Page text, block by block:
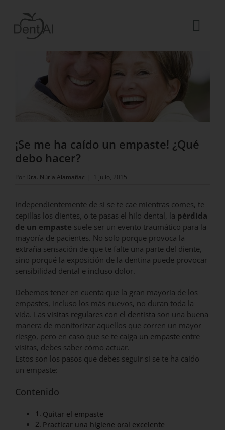
contenido
La Clínica
El equipo
Tratamientos
Urgencias dentales
Blog
¡Se me ha caído un empaste! ¿Qué
debo hacer?
Por Dra. Núria Alamañac | 1 julio, 2015
Independientemente de si se te cae mientras comes, te
cepillas los dientes, o te pasas el hilo dental, la pérdida
de un empaste suele ser un evento traumático para la
mayoría de pacientes. No solo porque provoca la
extraña sensación de que te falte una parte del diente,
sino porqué la exposición de la dentina puede provocar
sensibilidad dental e incluso dolor.
Debemos tener en cuenta que la gran mayoría de los
empastes, incluso los más nuevos, no duran toda la
vida. Las visitas regulares con el dentista son una buena
manera de monitorizar aquellos que corren un mayor
riesgo, pero en caso que se te caiga un empaste entre
visitas, debes saber cómo actuar.
Estos son los pasos que debes seguir si se te ha caído
un empaste:
Contenido
Quitar el empaste
Practicar una higiene oral excelente